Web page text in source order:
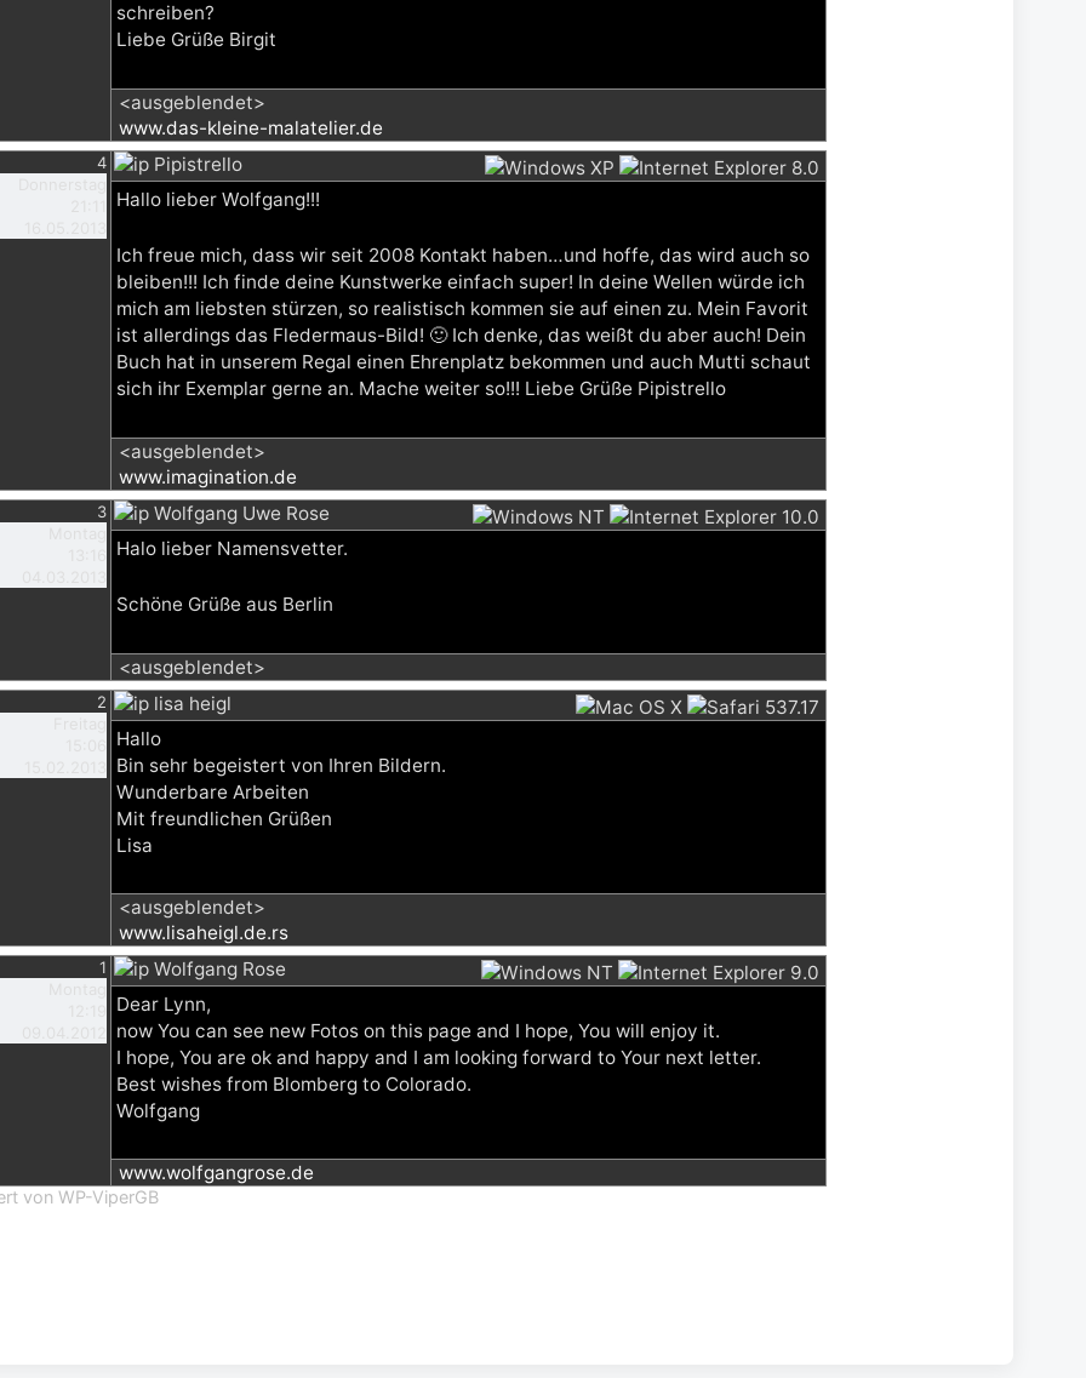
schreiben?
Liebe Grüße Birgit
<ausgeblendet>
www.das-kleine-malatelier.de
4
Pipistrello
Hallo lieber Wolfgang!!!
Ich freue mich, dass wir seit 2008 Kontakt haben…und hoffe, das wird auch so
bleiben!!! Ich finde deine Kunstwerke einfach super! In deine Wellen würde ich
mich am liebsten stürzen, so realistisch kommen sie auf einen zu. Mein Favorit
ist allerdings das Fledermaus-Bild! 🙂 Ich denke, das weißt du aber auch! Dein
Buch hat in unserem Regal einen Ehrenplatz bekommen und auch Mutti schaut
sich ihr Exemplar gerne an. Mache weiter so!!! Liebe Grüße Pipistrello
<ausgeblendet>
www.imagination.de
3
Wolfgang Uwe Rose
Halo lieber Namensvetter.
Schöne Grüße aus Berlin
<ausgeblendet>
2
lisa heigl
Hallo
Bin sehr begeistert von Ihren Bildern.
Wunderbare Arbeiten
Mit freundlichen Grüßen
Lisa
<ausgeblendet>
www.lisaheigl.de.rs
1
Wolfgang Rose
Dear Lynn,
now You can see new Fotos on this page and I hope, You will enjoy it.
I hope, You are ok and happy and I am looking forward to Your next letter.
Best wishes from Blomberg to Colorado.
Wolfgang
www.wolfgangrose.de
von WP-ViperGB